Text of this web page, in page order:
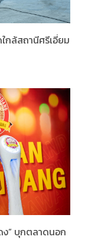
ใกล้สถานีศรีเอี่ยม
ง” บุกตลาดนอก